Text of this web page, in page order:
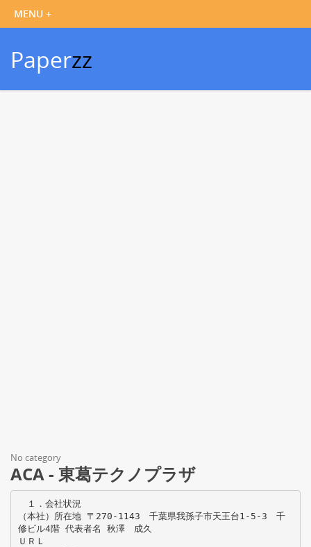
Paperzz
No category
ACA - 東葛テクノプラザ
１．会社状況
（本社）所在地 〒270-1143 千葉県我孫子市天王台1-5-3 千
修ビル4階 代表者名 秋澤 成久
ＵＲＬ